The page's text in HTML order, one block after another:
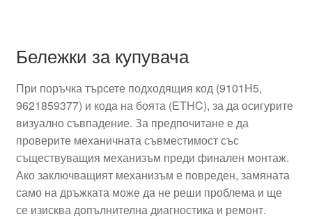
Бележки за купувача
При поръчка търсете подходящия код (9101H5,
9621859377) и кода на боята (ETHC), за да осигурите
визуално съвпадение. За предпочитане е да
проверите механичната съвместимост със
съществуващия механизъм преди финален монтаж.
Ако заключващият механизъм е повреден, замяната
само на дръжката може да не реши проблема и ще
се изисква допълнителна диагностика и ремонт.